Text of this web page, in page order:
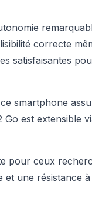
correcte
satisfaisantes
smartphone
Go est extensible
pour ceux
une résistance